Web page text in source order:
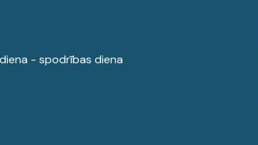
- spodrības diena